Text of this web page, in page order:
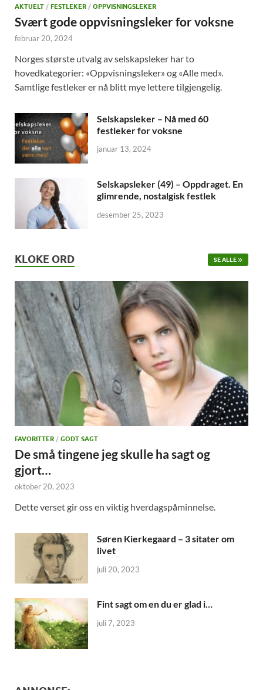
AKTUELT / FESTLEKER / OPPVISNINGSLEKER
Svært gode oppvisningsleker for voksne
februar 20, 2024
Norges største utvalg av selskapsleker har to
hovedkategorier: «Oppvisningsleker» og «Alle med».
Samtlige festleker er nå blitt mye lettere tilgjengelig.
Selskapsleker – Nå med 60
festleker for voksne
januar 13, 2024
Selskapsleker (49) – Oppdraget. En
glimrende, nostalgisk festlek
desember 25, 2023
KLOKE ORD SE ALLE
FAVORITTER / GODT SAGT
De små tingene jeg skulle ha sagt og
gjort…
oktober 20, 2023
Dette verset gir oss en viktig hverdagspåminnelse.
Søren Kierkegaard – 3 sitater om
livet
juli 20, 2023
Fint sagt om en du er glad i…
juli 7, 2023